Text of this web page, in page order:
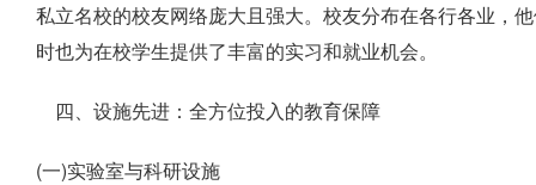
私立名校的校友网络庞大且强大。校友分布在各行各业，
时也为在校学生提供了丰富的实习和就业机会。
四、设施先进：全方位投入的教育保障
(一)实验室与科研设施